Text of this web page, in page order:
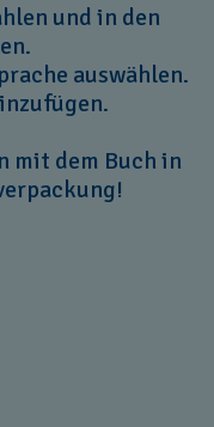
und in den
auswählen.
mit dem Buch in